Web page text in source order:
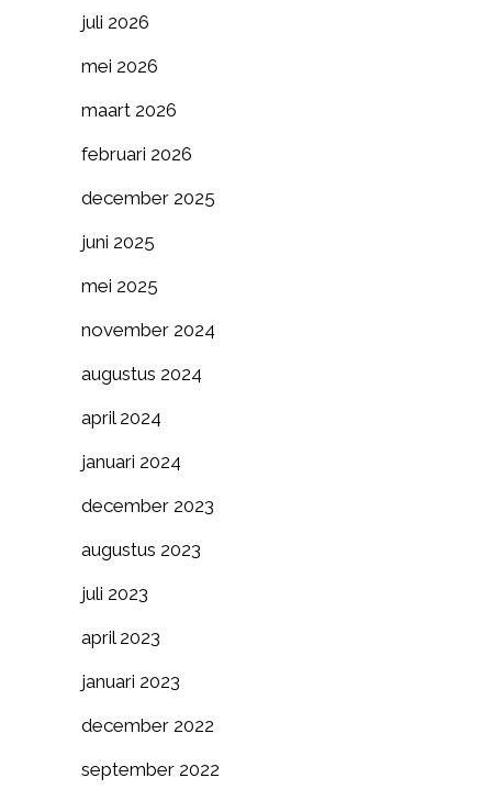
juli 2026
mei 2026
maart 2026
februari 2026
december 2025
juni 2025
mei 2025
november 2024
augustus 2024
april 2024
januari 2024
december 2023
augustus 2023
juli 2023
april 2023
januari 2023
december 2022
september 2022